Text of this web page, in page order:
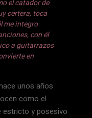
el catador de
certera, toca
me integro
con él
a guitarrazos
en
unos años
como el
estricto y posesivo